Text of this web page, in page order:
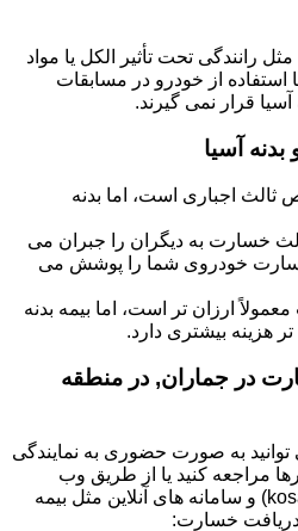
رانندگی تحت تأثیر الکل یا مواد
از خودرو در مسابقات
قرار نمی گیرند.
آسیا
اجباری است، اما بدنه
خسارت به دیگران را جبران می
خسارت خودروی شما را پوشش می
ارزان تر است، اما بیمه بدنه
هزینه بیشتری دارد.
در جماران, در منطقه
توانید به صورت حضوری به نمایندگی
مراجعه کنید یا از طریق وب
سایت رسمی (kosarinsurance.ir) و سامانه های آنلاین مثل بیمه
دریافت خسارت: